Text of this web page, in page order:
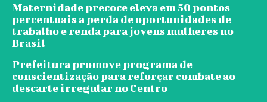
Maternidade precoce eleva em 50 pontos
percentuais a perda de oportunidades de
trabalho e renda para jovens mulheres no
Brasil
Prefeitura promove programa de
conscientização para reforçar combate ao
descarte irregular no Centro